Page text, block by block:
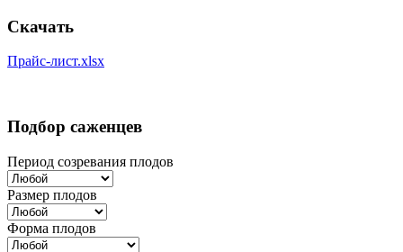
Скачать
Прайс-лист.xlsx
Подбор саженцев
Период созревания плодов
Размер плодов
Форма плодов